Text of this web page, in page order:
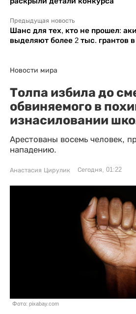
Предыдущая новость
Шанс для тех, кто не прошел:
выделяют более 2 тыс. грантов
Новости мира
Толпа избила до
обвиняемого в
изнасиловании
Арестованы восемь человек,
нападению.
Анастасия Цирулик Сегодня, 01:22
Фото: pixabay.com